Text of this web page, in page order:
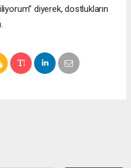
diyerek, dostlukların